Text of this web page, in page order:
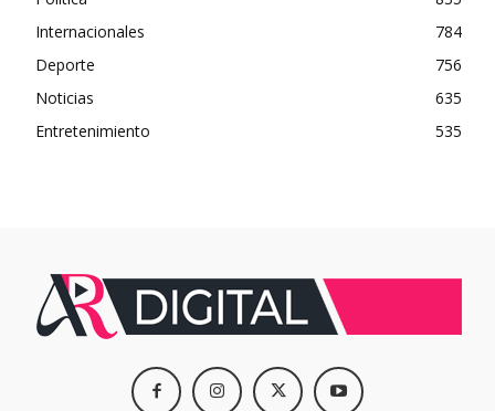
Internacionales
784
Deporte
756
Noticias
635
Entretenimiento
535